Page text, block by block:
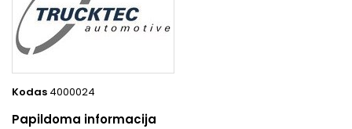
Kodas 4000024
Papildoma informacija